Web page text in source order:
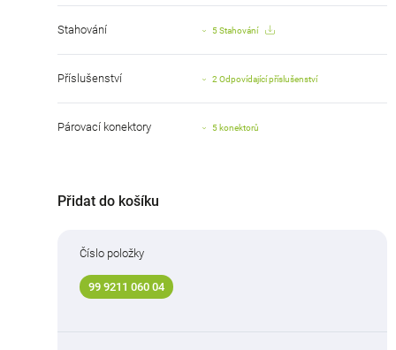
Stahování 5 Stahování
Příslušenství 2 Odpovídající příslušenství
Párovací konektory 5 konektorů
Přidat do košíku
Číslo položky
99 9211 060 04